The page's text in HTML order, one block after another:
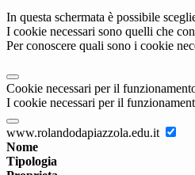
In questa schermata è possibile
I cookie necessari sono quelli che
Per conoscere quali sono i cookie
Cookie necessari per il
I cookie necessari per il
www.rolandodapiazzola.edu.it
Nome
Tipologia